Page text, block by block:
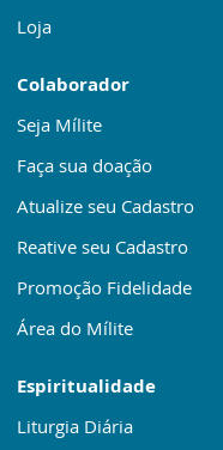
Loja
Colaborador
Seja Mílite
Faça sua doação
Atualize seu Cadastro
Reative seu Cadastro
Promoção Fidelidade
Área do Mílite
Espiritualidade
Liturgia Diária